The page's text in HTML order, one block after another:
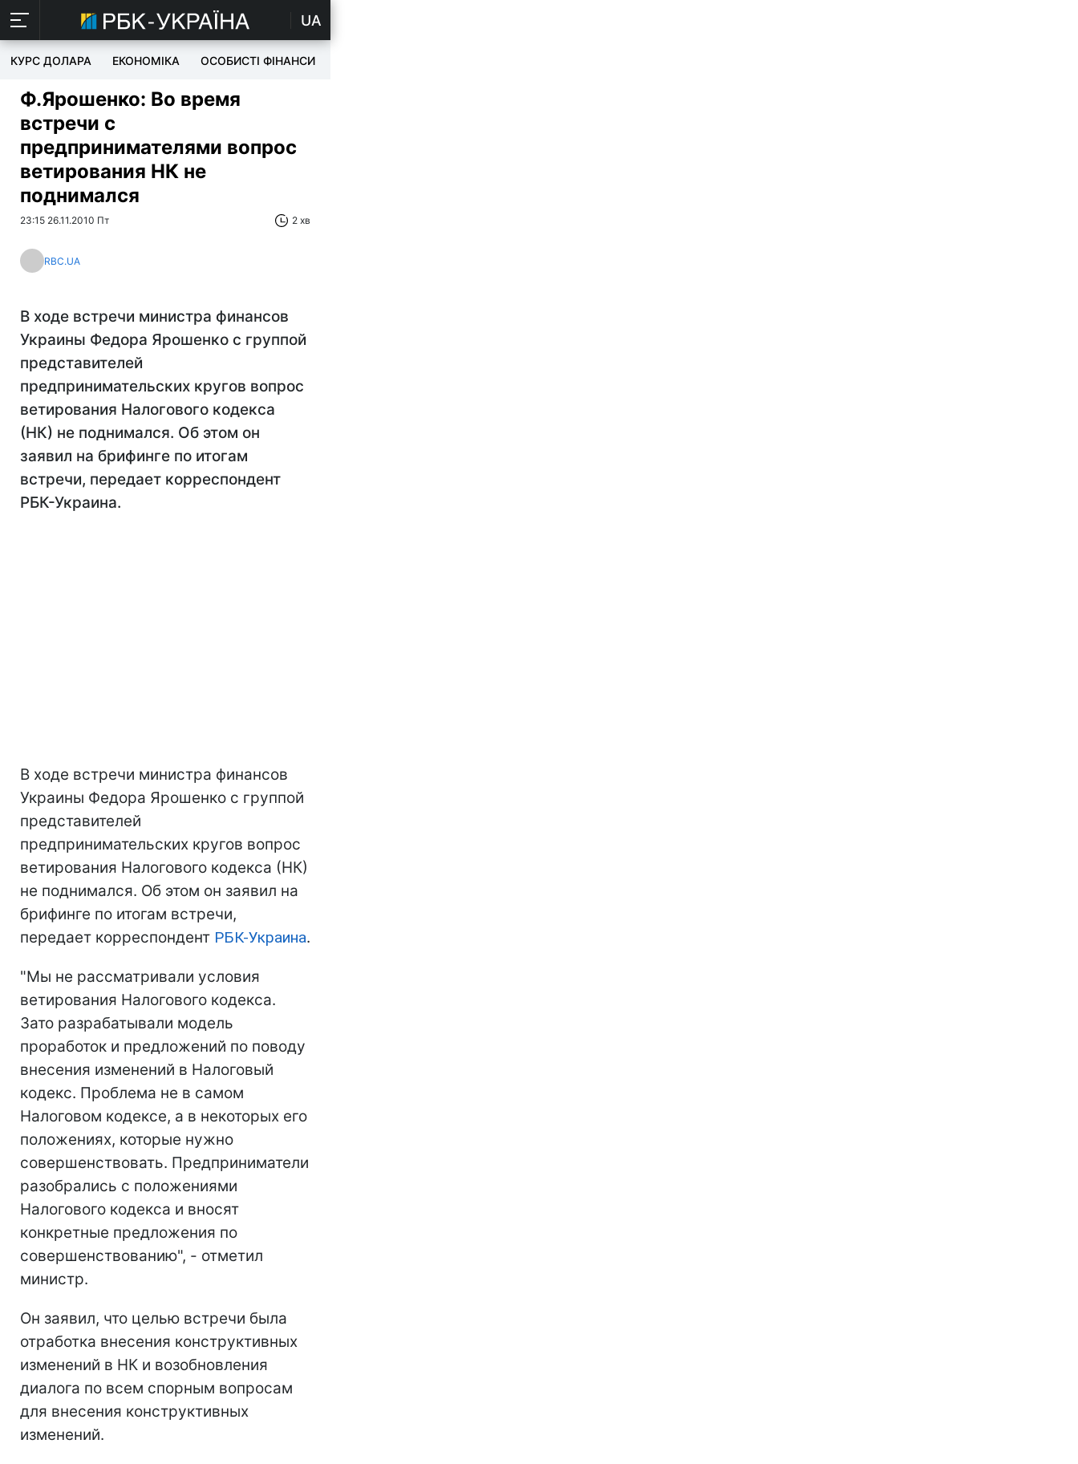
UA
КУРС ДОЛАРА ЕКОНОМІКА ОСОБИСТІ ФІНАНСИ
Ф.Ярошенко: Во время
встречи с
предпринимателями вопрос
ветирования НК не
поднимался
23:15 26.11.2010 Пт 2 хв
RBC.UA
В ходе встречи министра финансов
Украины Федора Ярошенко с группой
представителей
предпринимательских кругов вопрос
ветирования Налогового кодекса
(НК) не поднимался. Об этом он
заявил на брифинге по итогам
встречи, передает корреспондент
РБК-Украина.
В ходе встречи министра финансов
Украины Федора Ярошенко с группой
представителей
предпринимательских кругов вопрос
ветирования Налогового кодекса (НК)
не поднимался. Об этом он заявил на
брифинге по итогам встречи,
передает корреспондент РБК-Украина.
"Мы не рассматривали условия
ветирования Налогового кодекса.
Зато разрабатывали модель
проработок и предложений по поводу
внесения изменений в Налоговый
кодекс. Проблема не в самом
Налоговом кодексе, а в некоторых его
положениях, которые нужно
совершенствовать. Предприниматели
разобрались с положениями
Налогового кодекса и вносят
конкретные предложения по
совершенствованию", - отметил
министр.
Он заявил, что целью встречи была
отработка внесения конструктивных
изменений в НК и возобновления
диалога по всем спорным вопросам
для внесения конструктивных
изменений.